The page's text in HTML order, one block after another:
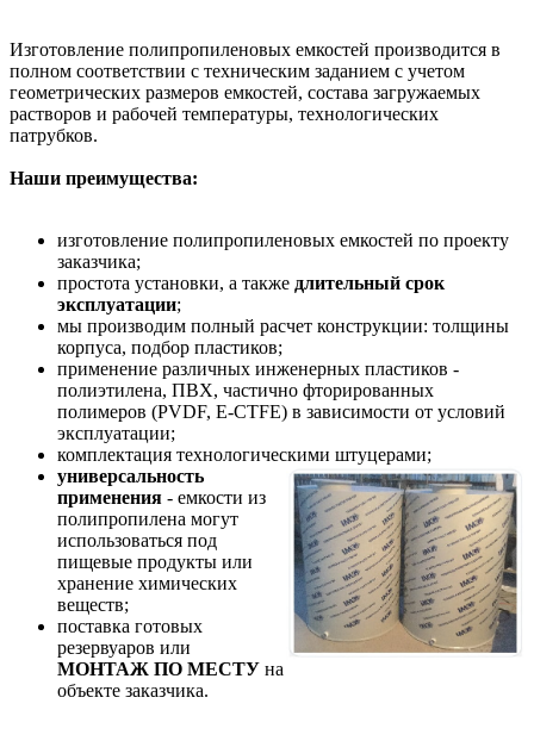
Изготовление полипропиленовых емкостей производится в
полном соответствии с техническим заданием с учетом
геометрических размеров емкостей, состава загружаемых
растворов и рабочей температуры, технологических
патрубков.
Наши преимущества:
изготовление полипропиленовых емкостей по проекту
заказчика;
простота установки, а также длительный срок
эксплуатации;
мы производим полный расчет конструкции: толщины
корпуса, подбор пластиков;
применение различных инженерных пластиков -
полиэтилена, ПВХ, частично фторированных
полимеров (PVDF, E-CTFE) в зависимости от условий
эксплуатации;
комплектация технологическими штуцерами;
универсальность
применения - емкости из
полипропилена могут
использоваться под
пищевые продукты или
хранение химических
веществ;
поставка готовых
резервуаров или
МОНТАЖ ПО МЕСТУ на
объекте заказчика.